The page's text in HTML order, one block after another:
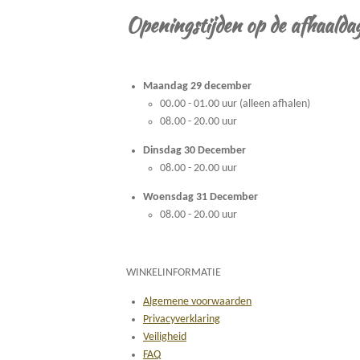
Openingstijden op de
Maandag 29 december
00.00 - 01.00 uur (alleen afhalen)
08.00 - 20.00 uur
Dinsdag 30 December
08.00 - 20.00 uur
Woensdag 31 December
08.00 - 20.00 uur
WINKELINFORMATIE
Algemene voorwaarden
Privacyverklaring
Veiligheid
FAQ